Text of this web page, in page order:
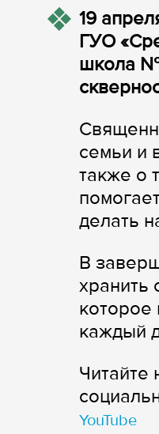
19
ГУО
школа
семьи и
также о
делать
В
хранить
которое
каждый
Читайте
YouTube